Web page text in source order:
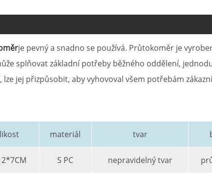
je pevný a snadno se používá. Průtokoměr je
splňovat základní potřeby běžného oddělení,
jej přizpůsobit, aby vyhovoval všem potřebám
materiál tvar
S PC nepravidelný tvar